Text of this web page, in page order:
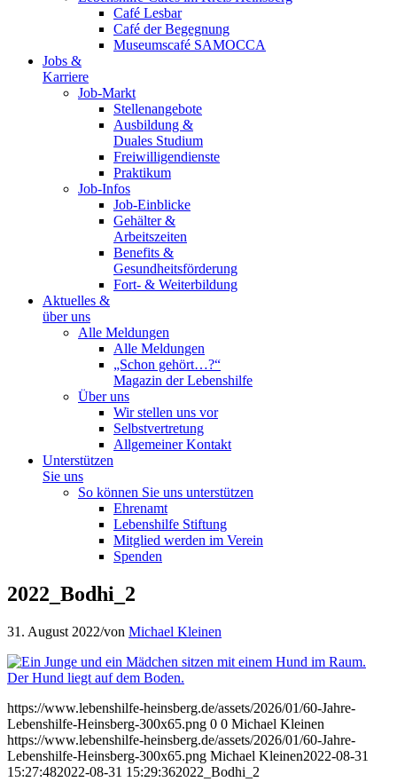
Café Lesbar
Café der Begegnung
Museumscafé SAMOCCA
Jobs &
Karriere
Job-Markt
Stellenangebote
Ausbildung &
Duales Studium
Freiwilligendienste
Praktikum
Job-Infos
Job-Einblicke
Gehälter &
Arbeitszeiten
Benefits &
Gesundheitsförderung
Fort- & Weiterbildung
Aktuelles &
über uns
Alle Meldungen
Alle Meldungen
„Schon gehört…?“
Magazin der Lebenshilfe
Über uns
Wir stellen uns vor
Selbstvertretung
Allgemeiner Kontakt
Unterstützen
Sie uns
So können Sie uns unterstützen
Ehrenamt
Lebenshilfe Stiftung
Mitglied werden im Verein
Spenden
2022_Bodhi_2
31. August 2022/von Michael Kleinen
https://www.lebenshilfe-heinsberg.de/assets/2026/01/60-Jahre-
Lebenshilfe-Heinsberg-300x65.png 0 0 Michael Kleinen
https://www.lebenshilfe-heinsberg.de/assets/2026/01/60-Jahre-
Lebenshilfe-Heinsberg-300x65.png Michael Kleinen2022-08-31
15:27:482022-08-31 15:29:362022_Bodhi_2